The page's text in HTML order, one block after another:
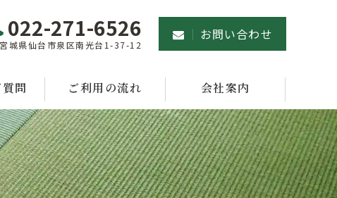
022-271-6526
宮城県仙台市泉区南光台1-37-12
お問い合わせ
問 ご利用の流れ 会社案内